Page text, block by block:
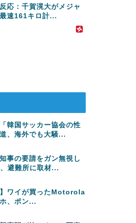
応：千賀滉大がメジャ
速161キロ計...
韓国サッカー協会の性
、海外でも大騒...
事の要請をガン無視し
避難所に取材...
】ワイが買ったMotorola
、ポン...